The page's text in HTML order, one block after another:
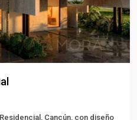
Cancún, con diseño